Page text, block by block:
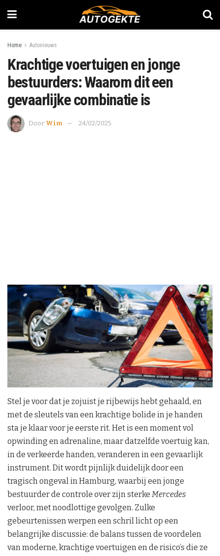
Home Autonieuws
Krachtige voertuigen en jonge
bestuurders: Waarom dit een
gevaarlijke combinatie is
Door Wim 24/02/2025
Stel je voor dat je zojuist je rijbewijs hebt gehaald, en
met de sleutels van een krachtige bolide in je handen
sta je klaar voor je eerste rit. Het is een moment vol
opwinding en adrenaline, maar datzelfde voertuig kan,
in de verkeerde handen, veranderen in een gevaarlijk
instrument. Dit wordt pijnlijk duidelijk door een
tragisch ongeval in Hamburg, waarbij een jonge
bestuurder de controle over zijn sterke Mercedes
verloor, met noodlottige gevolgen. Zulke
gebeurtenissen werpen een schril licht op een
belangrijke discussie: de balans tussen de voordelen
van moderne, krachtige voertuigen en de risico’s die ze